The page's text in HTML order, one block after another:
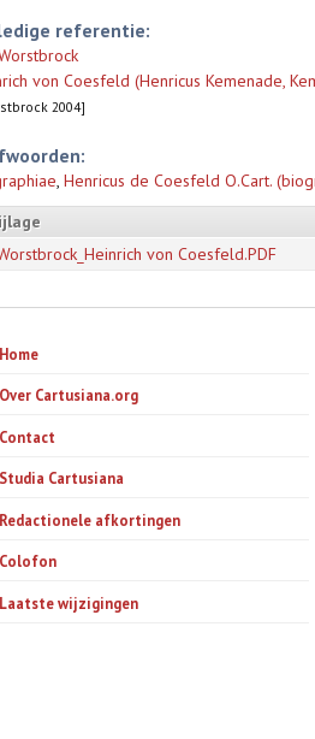
referentie:
von Coesfeld (Henricus Kemenade,
2004]
, Henricus de Coesfeld O.Cart.
von Coesfeld.PDF
Home
Over Cartusiana.org
Contact
Studia Cartusiana
Redactionele afkortingen
Colofon
Laatste wijzigingen